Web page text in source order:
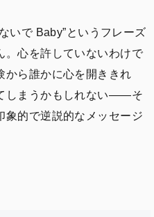
いで Baby”というフレーズ
。心を許していないわけで
から誰かに心を開ききれ
しまうかもしれない——そ
象的で逆説的なメッセージ